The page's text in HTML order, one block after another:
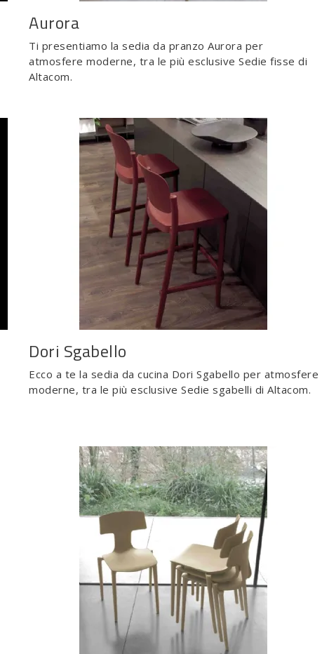
Aurora
Ti presentiamo la sedia da pranzo Aurora per
atmosfere moderne, tra le più esclusive Sedie fisse di
Altacom.
Dori Sgabello
Ecco a te la sedia da cucina Dori Sgabello per atmosfere
moderne, tra le più esclusive Sedie sgabelli di Altacom.